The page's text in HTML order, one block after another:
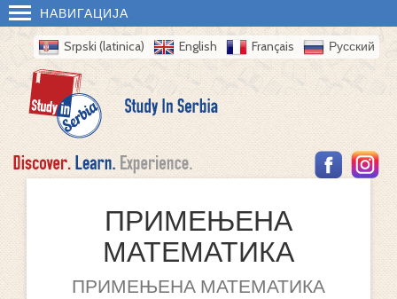
НАВИГАЦИЈА
Srpski (latinica) English Français Русский
ПРИМЕЊЕНА
МАТЕМАТИКА
ПРИМЕЊЕНА МАТЕМАТИКА